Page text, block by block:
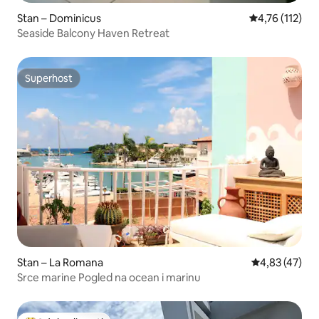
Stan – Dominicus Prosječna
4,76 (112)
Seaside Balcony Haven Retreat
Superhost
Superhost
Stan – La Romana Prosječna
4,83 (47)
Srce marine Pogled na ocean i marinu